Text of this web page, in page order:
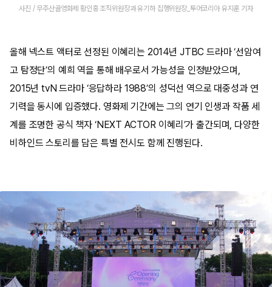
사진 / 무주산골영화제 황인홍 조직위원장과 유기하 집행위원장_투어코리아 유지훈 기자
올해 넥스트 액터로 선정된 이혜리는 2014년 JTBC 드라마 ‘선암여
고 탐정단’의 예희 역을 통해 배우로서 가능성을 인정받았으며,
2015년 tvN 드라마 ‘응답하라 1988’의 성덕선 역으로 대중성과 연
기력을 동시에 입증했다. 영화제 기간에는 그의 연기 인생과 작품 세
계를 조명한 공식 책자 ‘NEXT ACTOR 이혜리’가 출간되며, 다양한
비하인드 스토리를 담은 특별 전시도 함께 진행된다.